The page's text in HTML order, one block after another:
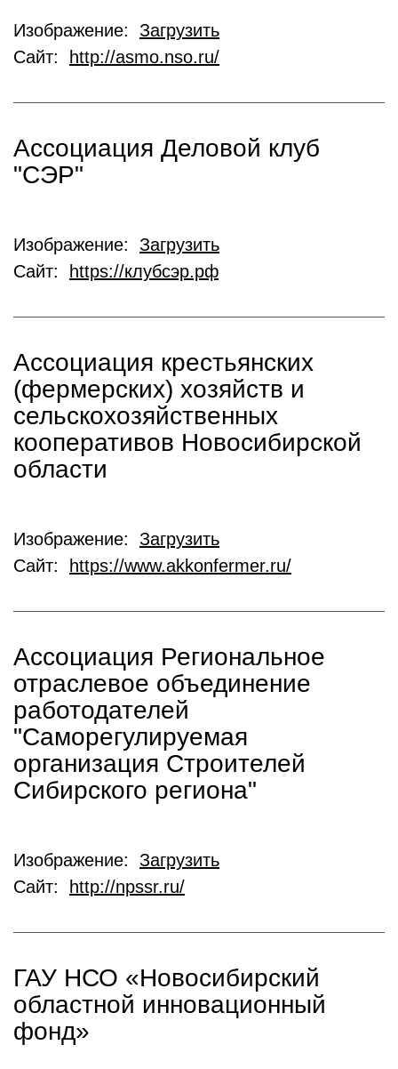
Изображение: Загрузить
Сайт:
http://asmo.nso.ru/
Ассоциация Деловой клуб
"СЭР"
Изображение: Загрузить
Сайт:
https://клубсэр.рф
Ассоциация крестьянских
(фермерских) хозяйств и
сельскохозяйственных
кооперативов Новосибирской
области
Изображение: Загрузить
Сайт:
https://www.akkonfermer.ru/
Ассоциация Региональное
отраслевое объединение
работодателей
"Саморегулируемая
организация Строителей
Сибирского региона"
Изображение: Загрузить
Сайт:
http://npssr.ru/
ГАУ НСО «Новосибирский
областной инновационный
фонд»